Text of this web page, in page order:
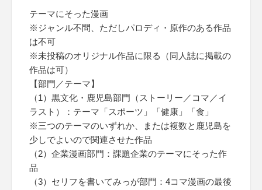
テーマにそった漫画
※ジャンル不問、ただしパロディ・原作のある作品
は不可
※未投稿のオリジナル作品に限る（同人誌に掲載の
作品は可）
【部門／テーマ】
（1）黒文化・鹿児島部門（ストーリー／コマ／イ
ラスト）：テーマ「スポーツ」「健康」「食」
※三つのテーマのいずれか、または複数と鹿児島を
少しでよいので関連させた作品
（2）企業漫画部門：課題企業のテーマにそった作
品
（3）セリフを書いてみっが部門：4コマ漫画の最後